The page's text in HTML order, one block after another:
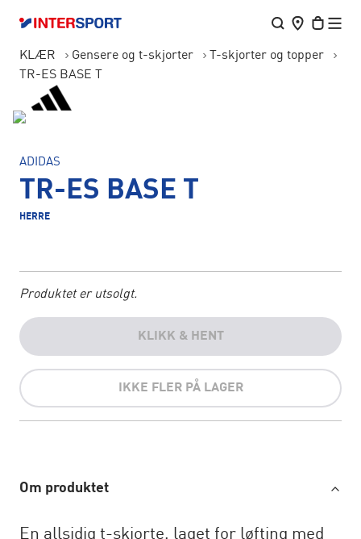
KLÆR Gensere og t-skjorter
T-skjorter og topper
TR-ES BASE T
ADIDAS
TR-ES BASE T
HERRE
Produktet er utsolgt.
KLIKK & HENT
IKKE FLER PÅ LAGER
Om produktet
En allsidig t-skjorte, laget for løfting med